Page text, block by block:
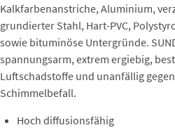
Kalkfarbenanstriche, Aluminium,
grundierter Stahl, Hart-PVC,
sowie bituminöse Untergründe.
spannungsarm, extrem ergiebig,
Luftschadstoffe und unanfällig
Schimmelbefall.
Hoch diffusionsfähig